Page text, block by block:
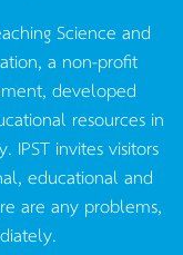
Science and
a non-profit
developed
resources in
IPST invites visitors
educational and
are any problems,